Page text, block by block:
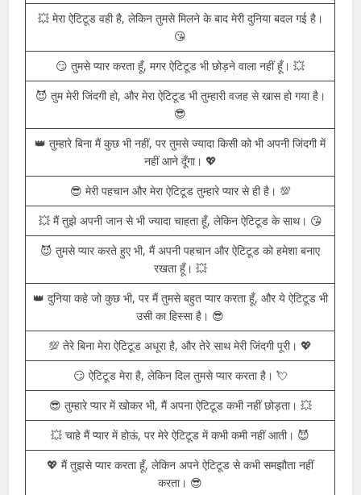
Download
😎 जब से तुमसे मिले हैं, मेरी पहचान ही बदल गई है। तुम्हारा प्यार अब मेरे
ऐटिटूड में बस गया है। 💖
💥 मेरा ऐटिटूड वही है, लेकिन तुमसे मिलने के बाद मेरी दुनिया बदल गई है।
😘
😏 तुमसे प्यार करता हूँ, मगर ऐटिटूड भी छोड़ने वाला नहीं हूँ। 💥
😈 तुम मेरी जिंदगी हो, और मेरा ऐटिटूड भी तुम्हारी वजह से खास हो गया है।
😎
👑 तुम्हारे बिना मैं कुछ भी नहीं, पर तुमसे ज्यादा किसी को भी अपनी जिंदगी में
नहीं आने दूँगा। 💖
😎 मेरी पहचान और मेरा ऐटिटूड तुम्हारे प्यार से ही है। 💯
💥 मैं तुझे अपनी जान से भी ज्यादा चाहता हूँ, लेकिन ऐटिटूड के साथ। 😘
😈 तुमसे प्यार करते हुए भी, मैं अपनी पहचान और ऐटिटूड को हमेशा बनाए
रखता हूँ। 💥
👑 दुनिया कहे जो कुछ भी, पर मैं तुमसे बहुत प्यार करता हूँ, और ये ऐटिटूड भी
उसी का हिस्सा है। 😎
💯 तेरे बिना मेरा ऐटिटूड अधूरा है, और तेरे साथ मेरी जिंदगी पूरी। 💖
😏 ऐटिटूड मेरा है, लेकिन दिल तुमसे प्यार करता है। 💘